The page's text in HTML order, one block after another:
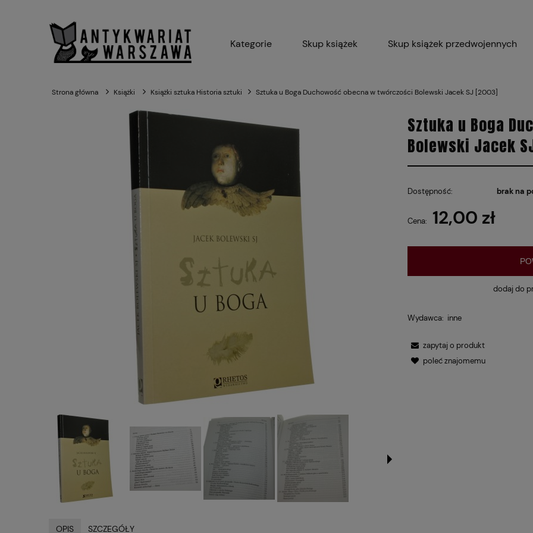
Kategorie Skup książek Skup książek przedwojennych
Strona główna Książki Książki sztuka Historia sztuki Sztuka u Boga Duchowość obecna w twórczości Bolewski Jacek SJ [2003]
Sztuka u Boga
Bolewski Jacek
Dostępność: brak na
Cena: 12,00 zł
dodaj do
Wydawca: inne
zapytaj o produkt
poleć znajomemu
OPIS SZCZEGÓŁY